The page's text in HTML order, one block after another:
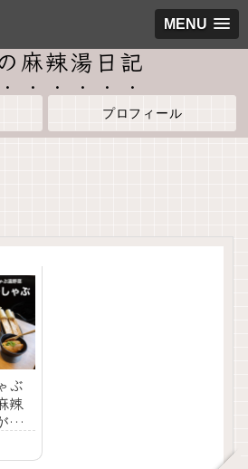
MENU
麻辣湯日記
プロフィール
ぶ
辣
進